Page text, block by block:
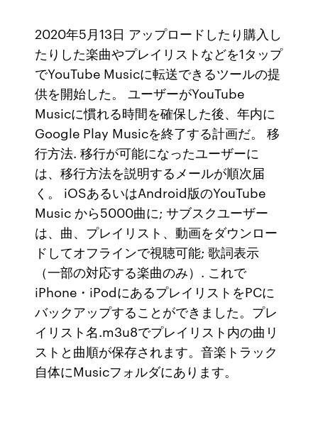
2020年5月13日 アップロードしたり購入し
たりした楽曲やプレイリストなどを1タップ
でYouTube Musicに転送できるツールの提
供を開始した。 ユーザーがYouTube
Musicに慣れる時間を確保した後、年内に
Google Play Musicを終了する計画だ。 移
行方法. 移行が可能になったユーザーに
は、移行方法を説明するメールが順次届
く。 iOSあるいはAndroid版のYouTube
Music から5000曲に; サブスクユーザー
は、曲、プレイリスト、動画をダウンロー
ドしてオフラインで視聴可能; 歌詞表示
（一部の対応する楽曲のみ）. これで
iPhone・iPodにあるプレイリストをPCに
バックアップすることができました。プレ
イリスト名.m3u8でプレイリスト内の曲リ
ストと曲順が保存されます。音楽トラック
自体にMusicフォルダにあります。